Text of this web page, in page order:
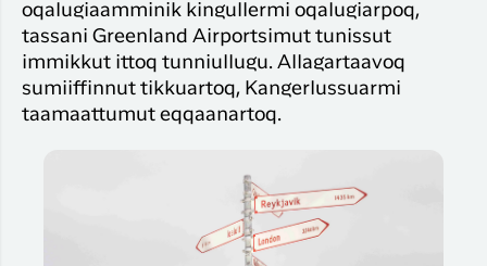
oqalugiaamminik kingullermi oqalugiarpoq,
tassani Greenland Airportsimut tunissut
immikkut ittoq tunniullugu. Allagartaavoq
sumiiffinnut tikkuartoq, Kangerlussuarmi
taamaattumut eqqaanartoq.